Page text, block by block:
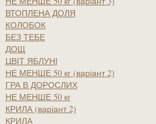
ВТОПЛЕНА ДОЛЯ
КОЛОБОК
БЕЗ ТЕБЕ
ДОЩ
ЦВІТ ЯБЛУНІ
НЕ МЕНШЕ 50 кг (варіант 2)
ГРА В ДОРОСЛИХ
НЕ МЕНШЕ 50 кг
КРИЛА (варіант 2)
КРИЛА